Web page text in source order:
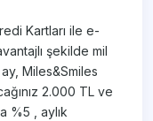
Kartları ile e-
şekilde mil
Miles&Smiles
2.000 TL ve
%5 , aylık